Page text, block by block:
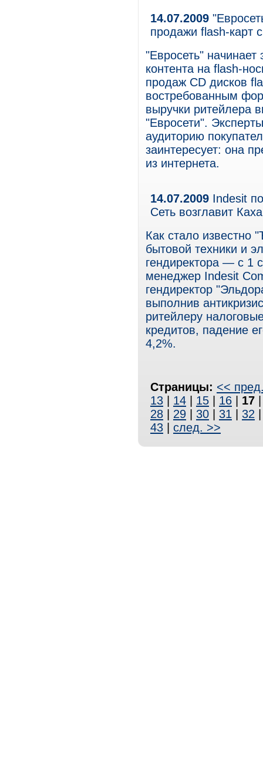
14.07.2009
продажи flash-карт
"Евросеть"
контента на flash-
продаж CD дисков
востребованным
выручки ритейлера
"Евросети".
аудиторию
заинтересует: она
из интернета.
14.07.2009 Indesit
Сеть возглавит
Как стало известно
бытовой техники и
гендиректора — с 1
менеджер Indesit
гендиректор
выполнив
ритейлеру
кредитов, падение
4,2%.
Страницы: <<
13
14 15 16 17
28
29 30 31 32
43
след. >>